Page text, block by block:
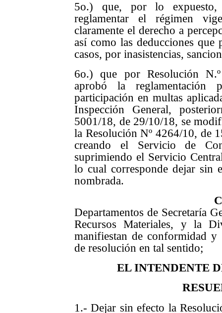
5o.) que, por lo
reglamentar el régimen
claramente el derecho a
así como las deducciones que
casos, por inasistencias,
6o.) que por Resolución
aprobó la
participación en multas
Inspección General,
5001/18, de 29/10/18, se
la Resolución Nº 4264/10, de
creando el Servicio de
suprimiendo el Servicio
lo cual corresponde dejar sin
nombrada.
Departamentos de Secretaría
Recursos Materiales, y la
manifiestan de conformidad
de resolución en tal sentido;
EL INTENDENTE
1.- Dejar sin efecto la